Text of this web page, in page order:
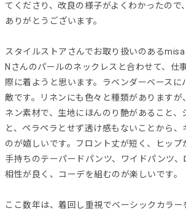
てくださり、改良の様子がよくわかったので
ありがとうございます。
スタイルストアさんでお取り扱いのあるmisa
Nさんのパールのネックレスと合わせて、仕
際に着ようと思います。ラベンダーベースに
敵です。リネンにも色々と種類がありますが
ネン素材で、生地にほんのり艶があること、
と、ペラペラとせず透け感もないことから、
のが嬉しいです。フロント丈が短く、ヒップ
手持ちのテーパードパンツ、ワイドパンツ、
相性が良く、コーデを組むのが楽しいです。
ここ数年は、着回し重視でベーシックカラー